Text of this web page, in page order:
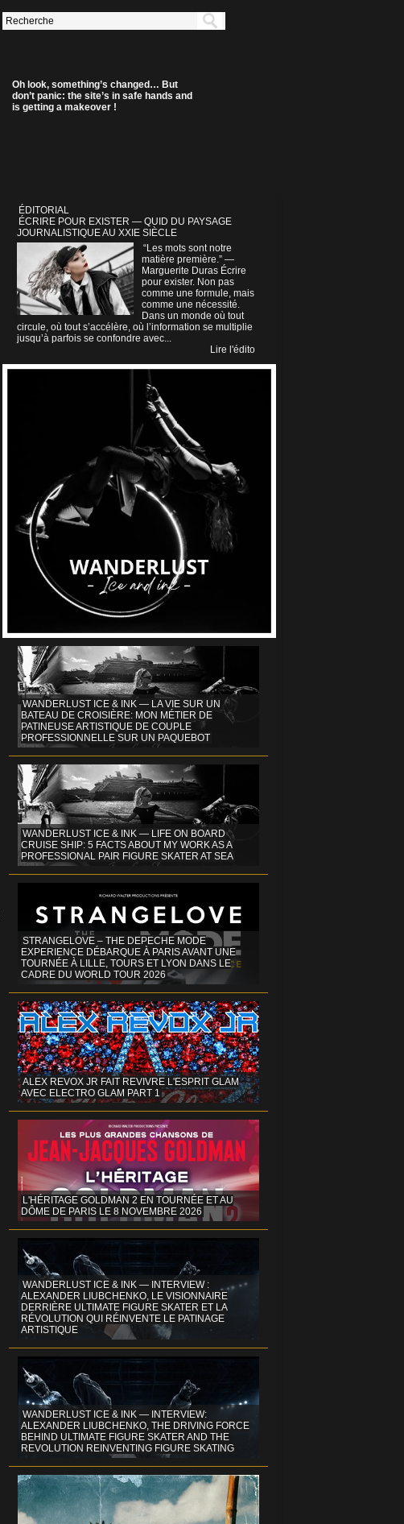
Oh look, something’s changed… But
don’t panic: the site’s in safe hands and
is getting a makeover !
ÉDITORIAL
ÉCRIRE POUR EXISTER — QUID DU PAYSAGE
JOURNALISTIQUE AU XXIE SIÈCLE
“Les mots sont notre
matière première.” —
Marguerite Duras Écrire
pour exister. Non pas
comme une formule, mais
comme une nécessité.
Dans un monde où tout
circule, où tout s’accélère, où l’information se multiplie
jusqu’à parfois se confondre avec...
Lire l'édito
WANDERLUST ICE & INK — LA VIE SUR UN
BATEAU DE CROISIÈRE: MON MÉTIER DE
PATINEUSE ARTISTIQUE DE COUPLE
PROFESSIONNELLE SUR UN PAQUEBOT
WANDERLUST ICE & INK — LIFE ON BOARD
CRUISE SHIP: 5 FACTS ABOUT MY WORK AS A
PROFESSIONAL PAIR FIGURE SKATER AT SEA
STRANGELOVE – THE DEPECHE MODE
EXPERIENCE DÉBARQUE À PARIS AVANT UNE
TOURNÉE À LILLE, TOURS ET LYON DANS LE
CADRE DU WORLD TOUR 2026
ALEX REVOX JR FAIT REVIVRE L'ESPRIT GLAM
AVEC ELECTRO GLAM PART 1
L'HÉRITAGE GOLDMAN 2 EN TOURNÉE ET AU
DÔME DE PARIS LE 8 NOVEMBRE 2026
WANDERLUST ICE & INK — INTERVIEW :
ALEXANDER LIUBCHENKO, LE VISIONNAIRE
DERRIÈRE ULTIMATE FIGURE SKATER ET LA
RÉVOLUTION QUI RÉINVENTE LE PATINAGE
ARTISTIQUE
WANDERLUST ICE & INK — INTERVIEW:
ALEXANDER LIUBCHENKO, THE DRIVING FORCE
BEHIND ULTIMATE FIGURE SKATER AND THE
REVOLUTION REINVENTING FIGURE SKATING